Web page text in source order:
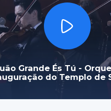
Grande És Tú -
do Templo de